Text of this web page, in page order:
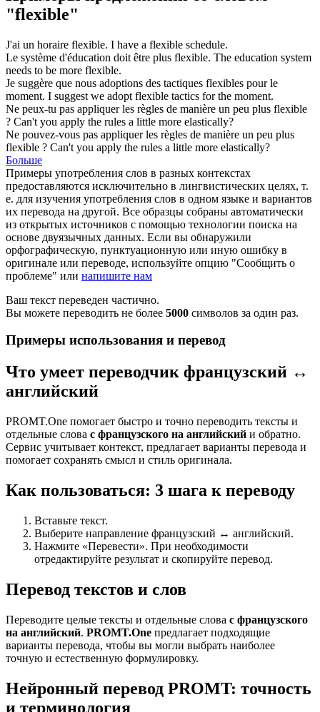
"flexible"
J'ai un horaire flexible. I have a flexible schedule.
Le système d'éducation doit être plus flexible. The education system
needs to be more flexible.
Je suggère que nous adoptions des tactiques flexibles pour le
moment. I suggest we adopt flexible tactics for the moment.
Ne peux-tu pas appliquer les règles de manière un peu plus flexible
? Can't you apply the rules a little more elastically?
Ne pouvez-vous pas appliquer les règles de manière un peu plus
flexible ? Can't you apply the rules a little more elastically?
Больше
Примеры употребления слов в разных контекстах
предоставляются исключительно в лингвистических целях, т.
е. для изучения употребления слов в одном языке и вариантов
их перевода на другой. Все образцы собраны автоматически
из открытых источников с помощью технологии поиска на
основе двуязычных данных. Если вы обнаружили
орфографическую, пунктуационную или иную ошибку в
оригинале или переводе, используйте опцию "Сообщить о
проблеме" или напишите нам
Ваш текст переведен частично.
Вы можете переводить не более 5000 символов за один раз.
Примеры использования и перевод
Что умеет переводчик французский ↔
английский
PROMT.One помогает быстро и точно переводить тексты и
отдельные слова с французского на английский и обратно.
Сервис учитывает контекст, предлагает варианты перевода и
помогает сохранять смысл и стиль оригинала.
Как пользоваться: 3 шага к переводу
Вставьте текст.
Выберите направление французский ↔ английский.
Нажмите «Перевести». При необходимости
отредактируйте результат и скопируйте перевод.
Перевод текстов и слов
Переводите целые тексты и отдельные слова с французского
на английский. PROMT.One предлагает подходящие
варианты перевода, чтобы вы могли выбрать наиболее
точную и естественную формулировку.
Нейронный перевод PROMT: точность
и терминология